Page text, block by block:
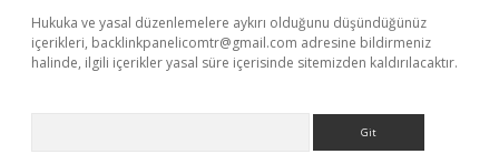
Hukuka ve yasal düzenlemelere aykırı olduğunu düşündüğünüz
içerikleri, backlinkpanelicomtr@gmail.com adresine bildirmeniz
halinde, ilgili içerikler yasal süre içerisinde sitemizden kaldırılacaktır.